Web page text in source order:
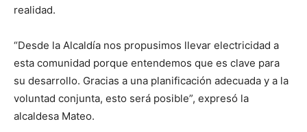
realidad.
“Desde la Alcaldía nos propusimos llevar electricidad a
esta comunidad porque entendemos que es clave para
su desarrollo. Gracias a una planificación adecuada y a la
voluntad conjunta, esto será posible”, expresó la
alcaldesa Mateo.